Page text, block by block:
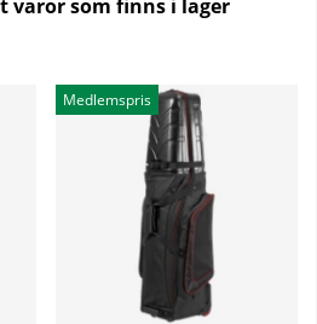
varor som finns i lager
Medlemspris